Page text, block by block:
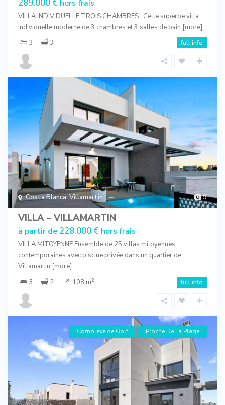
289.000 € hors frais
VILLA INDIVIDUELLE TROIS CHAMBRES Cette superbe villa
individuelle moderne de 3 chambres et 3 salles de bain [more]
3
3 full info
9
Costa Blanca, Villamartin
VILLA – VILLAMARTIN
à partir de 228.000 € hors frais
VILLA MITOYENNE Ensemble de 25 villas mitoyennes
contemporaines avec piscine privée dans un quartier de
Villamartin [more]
3
2 108 m2 full info
Complexe de Golf Proche De La Plage